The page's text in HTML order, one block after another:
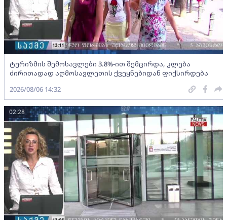
ტურიზმის შემოსავლები 3.8%-ით შემცირდა, კლება
ძირითადად აღმოსავლეთის ქვეყნებიდან ფიქსირდება
2026/08/06 14:32
02:28